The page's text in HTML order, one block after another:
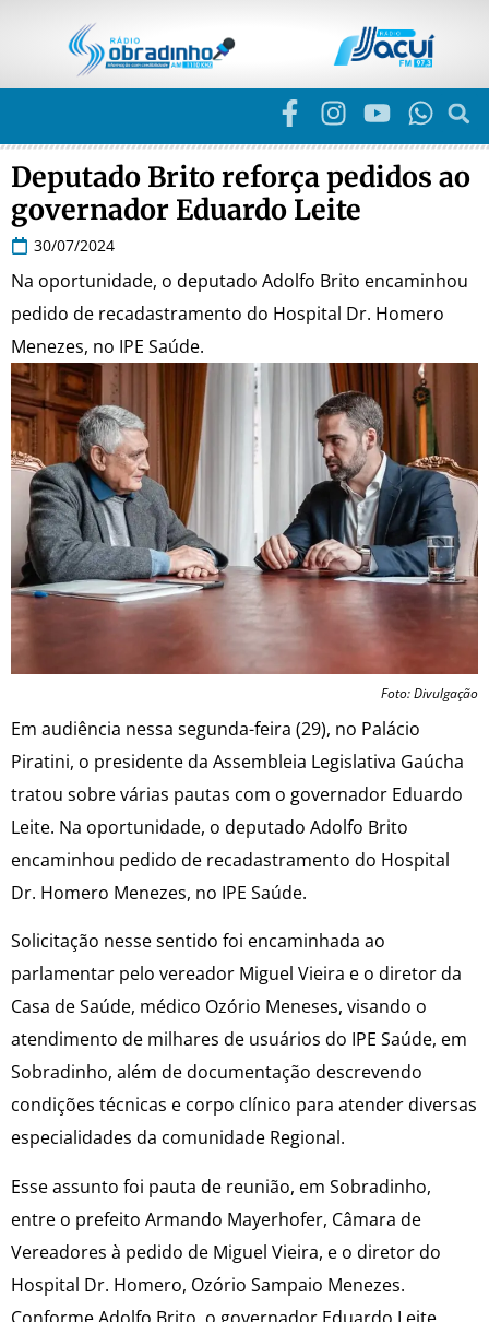
Deputado Brito reforça pedidos ao
governador Eduardo Leite
30/07/2024
Na oportunidade, o deputado Adolfo Brito encaminhou
pedido de recadastramento do Hospital Dr. Homero
Menezes, no IPE Saúde.
Foto: Divulgação
Em audiência nessa segunda-feira (29), no Palácio
Piratini, o presidente da Assembleia Legislativa Gaúcha
tratou sobre várias pautas com o governador Eduardo
Leite. Na oportunidade, o deputado Adolfo Brito
encaminhou pedido de recadastramento do Hospital
Dr. Homero Menezes, no IPE Saúde.
Solicitação nesse sentido foi encaminhada ao
parlamentar pelo vereador Miguel Vieira e o diretor da
Casa de Saúde, médico Ozório Meneses, visando o
atendimento de milhares de usuários do IPE Saúde, em
Sobradinho, além de documentação descrevendo
condições técnicas e corpo clínico para atender diversas
especialidades da comunidade Regional.
Esse assunto foi pauta de reunião, em Sobradinho,
entre o prefeito Armando Mayerhofer, Câmara de
Vereadores à pedido de Miguel Vieira, e o diretor do
Hospital Dr. Homero, Ozório Sampaio Menezes.